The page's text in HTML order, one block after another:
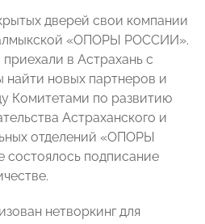
дверей свои компании
«ОПОРЫ РОССИИ».
в Астрахань с
найти новых партнеров и
Комитетами по развитию
Астраханского и
отделений «ОПОРЫ
состоялось подписание
нетворкинг для